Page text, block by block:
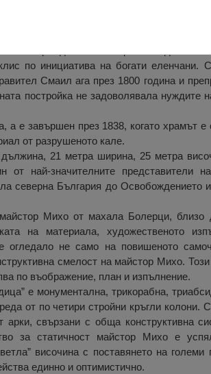
е една от безспорните
на Възраждането. Намира се в един и
по инициатива на богати еленчани.
Смаил ага през 1800 година и
постройка не задоволявала нуждите
а е завършен през 1838, когато храмът е
от разрушеното кале.
21 метра ширина, 25 метра
най-значителните представители
северна България до Освобождението
Михо от махала Болерци, близо
на материала, художественото
огледало не само на повишеното
смелост на майстор Михо.
по въображение, план и изпълнение.
е монументална, трикорабна,
от по четири стройни кръгли колони.
арки, свързани с обща конструктивна
за статичност майстор Михо е
височина с поставянето на
единно и оптимистично.